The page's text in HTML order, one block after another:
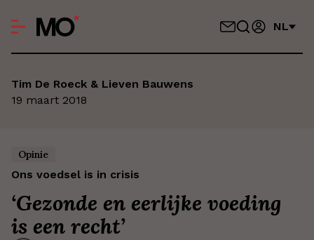
NL
Tim De Roeck & Lieven Bauwens
19 maart 2018
Opinie
Ons voedsel is in crisis
‘Gezonde en eerlijke voeding
is een recht’